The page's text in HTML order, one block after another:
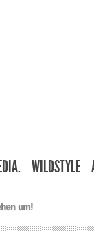
WILDSTYLE
um!